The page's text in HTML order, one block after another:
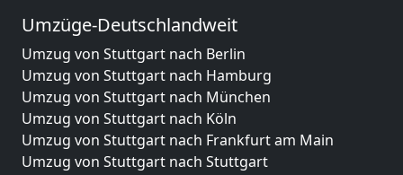
Umzüge-Deutschlandweit
Umzug von Stuttgart nach Berlin
Umzug von Stuttgart nach Hamburg
Umzug von Stuttgart nach München
Umzug von Stuttgart nach Köln
Umzug von Stuttgart nach Frankfurt am Main
Umzug von Stuttgart nach Stuttgart